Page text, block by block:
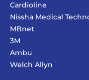
Cardioline
Nissha Medical
MBnet
3M
Ambu
Welch Allyn